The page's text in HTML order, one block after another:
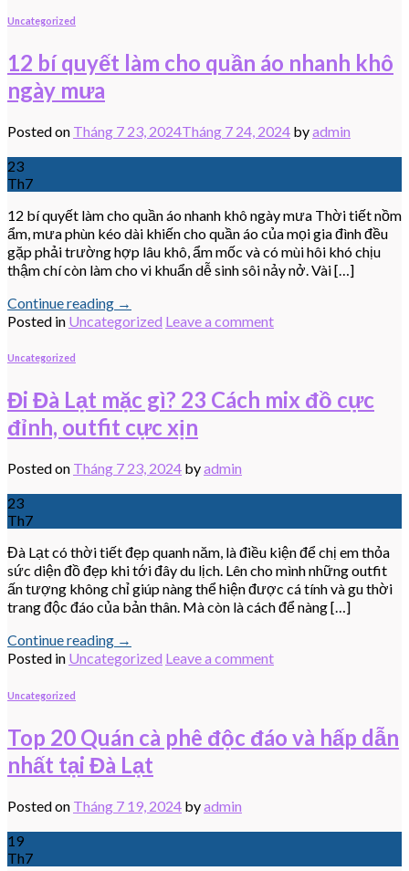
Uncategorized
12 bí quyết làm cho quần áo nhanh khô
ngày mưa
Posted on Tháng 7 23, 2024Tháng 7 24, 2024 byadmin
23
Th7
12 bí quyết làm cho quần áo nhanh khô ngày mưa Thời tiết nồm
ẩm, mưa phùn kéo dài khiến cho quần áo của mọi gia đình đều
gặp phải trường hợp lâu khô, ẩm mốc và có mùi hôi khó chịu
thậm chí còn làm cho vi khuẩn dễ sinh sôi nảy nở. Vài […]
Continue reading →
Posted in Uncategorized Leave a comment
Uncategorized
Đi Đà Lạt mặc gì? 23 Cách mix đồ cực
đỉnh, outfit cực xịn
Posted on Tháng 7 23, 2024 byadmin
23
Th7
Đà Lạt có thời tiết đẹp quanh năm, là điều kiện để chị em thỏa
sức diện đồ đẹp khi tới đây du lịch. Lên cho mình những outfit
ấn tượng không chỉ giúp nàng thể hiện được cá tính và gu thời
trang độc đáo của bản thân. Mà còn là cách để nàng […]
Continue reading →
Posted in Uncategorized Leave a comment
Uncategorized
Top 20 Quán cà phê độc đáo và hấp dẫn
nhất tại Đà Lạt
Posted on Tháng 7 19, 2024 byadmin
19
Th7